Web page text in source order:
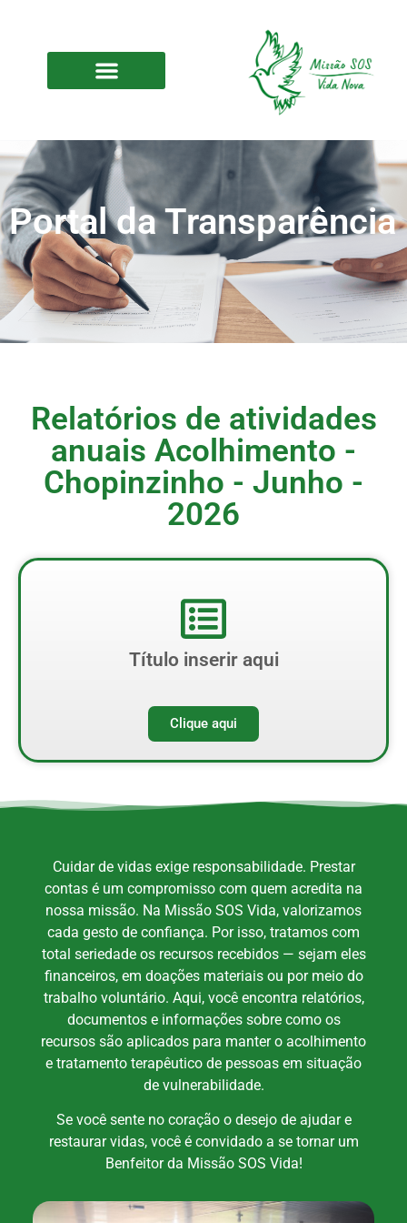
Portal da Transparência
Relatórios de atividades
anuais Acolhimento -
Chopinzinho - Junho -
2026
Título inserir aqui
Clique aqui
Cuidar de vidas exige responsabilidade. Prestar
contas é um compromisso com quem acredita na
nossa missão. Na Missão SOS Vida, valorizamos
cada gesto de confiança. Por isso, tratamos com
total seriedade os recursos recebidos — sejam eles
financeiros, em doações materiais ou por meio do
trabalho voluntário. Aqui, você encontra relatórios,
documentos e informações sobre como os
recursos são aplicados para manter o acolhimento
e tratamento terapêutico de pessoas em situação
de vulnerabilidade.
Se você sente no coração o desejo de ajudar e
restaurar vidas, você é convidado a se tornar um
Benfeitor da Missão SOS Vida!